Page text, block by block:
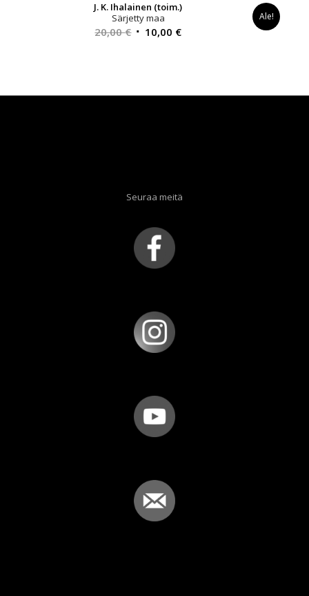
J. K. Ihalainen (toim.)
Särjetty maa
20,00€ Alkuperäinen
10,00 €Nykyinen
Ale!
Seuraa meitä